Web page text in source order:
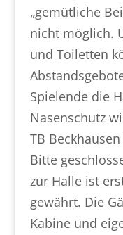
„gemütliche
nicht möglich.
und Toiletten
Spielende die
Nasenschutz
TB Beckhausen
Bitte
zur Halle ist
gewährt. Die
Kabine und